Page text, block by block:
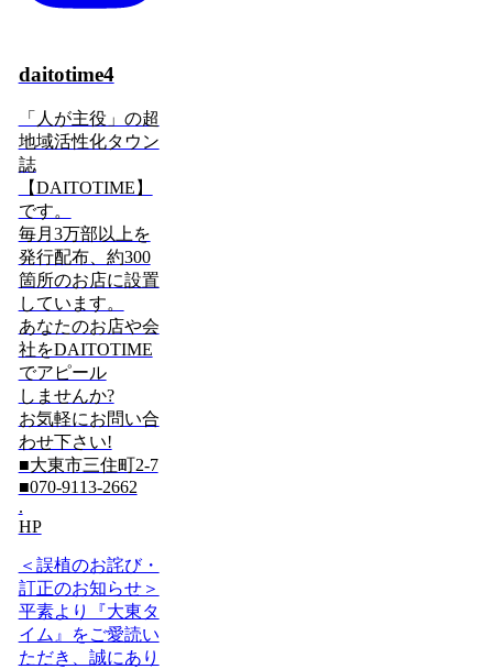
daitotime4
「人が主役」の超
地域活性化タウン
誌
【DAITOTIME】
です。
毎月3万部以上を
発行配布、約300
箇所のお店に設置
しています。
あなたのお店や会
社をDAITOTIME
でアピール
しませんか?
お気軽にお問い合
わせ下さい!
■大東市三住町2-7
■070-9113-2662
.
HP
＜誤植のお詫び・
訂正のお知らせ＞
平素より『大東タ
イム』をご愛読い
ただき、誠にあり